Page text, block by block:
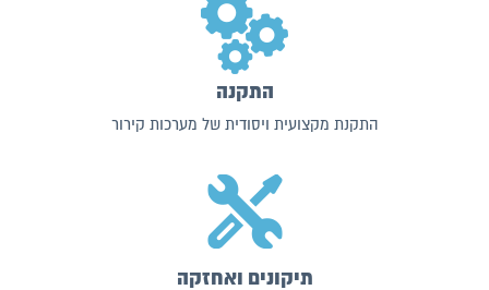
התקנה
התקנת מקצועית ויסודית של מערכות קירור
תיקונים ואחזקה